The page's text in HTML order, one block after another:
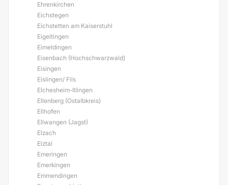
Ehrenkirchen
Eichstegen
Eichstetten am Kaiserstuhl
Eigeltingen
Eimeldingen
Eisenbach (Hochschwarzwald)
Eisingen
Eislingen/ Fils
Elchesheim-Illingen
Ellenberg (Ostalbkreis)
Ellhofen
Ellwangen (Jagst)
Elzach
Elztal
Emeringen
Emerkingen
Emmendingen